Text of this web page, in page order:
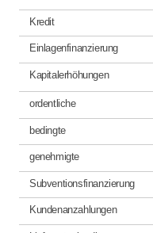
Kredit
Einlagenfinanzierung
Kapitalerhöhungen
ordentliche
bedingte
genehmigte
Subventionsfinanzierung
Kundenanzahlungen